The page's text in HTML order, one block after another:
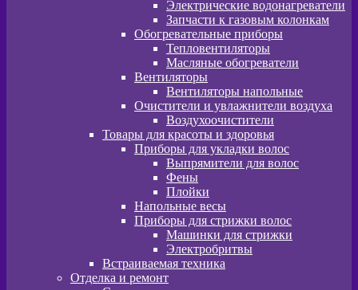
Электрические водонагреватели
Запчасти к газовым колонкам
Обогревательные приборы
Тепловентиляторы
Масляные обогреватели
Вентиляторы
Вентиляторы напольные
Очистители и увлажнители воздуха
Воздухоочистители
Товары для красоты и здоровья
Приборы для укладки волос
Выпрямители для волос
Фены
Плойки
Напольные весы
Приборы для стрижки волос
Машинки для стрижки
Электробритвы
Встраиваемая техника
Отделка и ремонт